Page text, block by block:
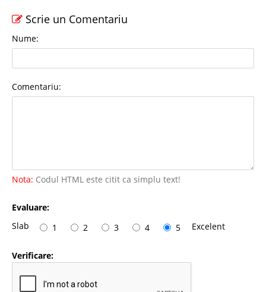
Scrie un Comentariu
Nume:
Comentariu:
Nota: Codul HTML este citit ca simplu text!
Evaluare:
Slab
1 2 3 4 5 Excelent
Verificare: